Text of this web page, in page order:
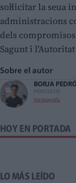
sol·licitar la seua
administracions
dels
Sagunt i
Sobre el autor
BORJA
PERIODISTA
Ver biografía
HOY EN PORTADA
LO MÁS LEÍDO